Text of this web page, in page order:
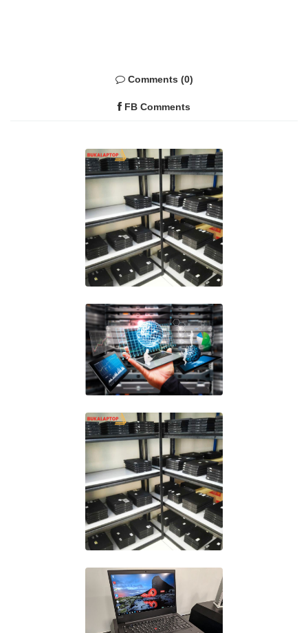
Comments (0)
FB Comments